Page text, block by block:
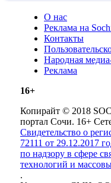
О нас
Реклама на
Контакты
Народная
Реклама
16+
Копирайт © 2018
портал Сочи. 16+
Свидетельство о
72111 от 29.12.2017
по надзору в сфере
технологий и
.